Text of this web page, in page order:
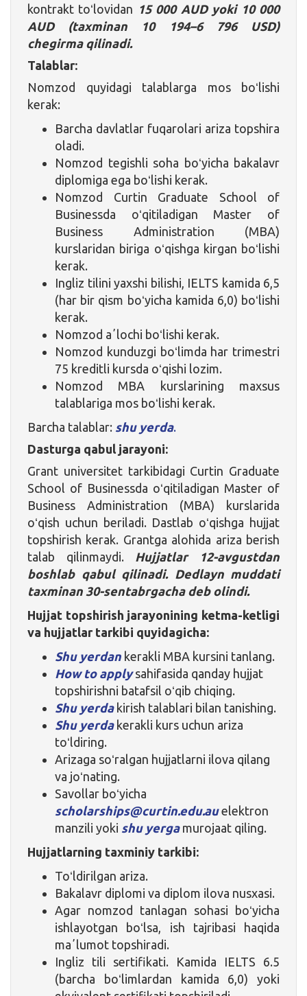
kontrakt toʻlovidan 15 000 AUD yoki 10 000
AUD (taxminan 10
194–6
796 USD)
chegirma qilinadi.
Talablar:
Nomzod quyidagi talablarga mos boʻlishi
kerak:
Barcha davlatlar fuqarolari ariza topshira
oladi.
Nomzod tegishli soha boʻyicha bakalavr
diplomiga ega boʻlishi kerak.
Nomzod Curtin Graduate School of
Businessda oʻqitiladigan Master of
Business Administration (MBA)
kurslaridan biriga oʻqishga kirgan boʻlishi
kerak.
Ingliz tilini yaxshi bilishi, IELTS kamida 6,5
(har bir qism boʻyicha kamida 6,0) boʻlishi
kerak.
Nomzod aʼlochi boʻlishi kerak.
Nomzod kunduzgi boʻlimda har trimestri
75 kreditli kursda oʻqishi lozim.
Nomzod MBA kurslarining maxsus
talablariga mos boʻlishi kerak.
Barcha talablar: shu yerda.
Dasturga qabul jarayoni:
Grant universitet tarkibidagi Curtin Graduate
School of Businessda oʻqitiladigan Master of
Business Administration (MBA) kurslarida
oʻqish uchun beriladi. Dastlab oʻqishga hujjat
topshirish kerak. Grantga alohida ariza berish
talab qilinmaydi. Hujjatlar 12-avgustdan
boshlab qabul qilinadi. Dedlayn muddati
taxminan 30-sentabrgacha deb olindi.
Hujjat topshirish jarayonining ketma-ketligi
va hujjatlar tarkibi quyidagicha:
Shu yerdan kerakli MBA kursini tanlang.
How to applysahifasida qanday hujjat
topshirishni batafsil oʻqib chiqing.
Shu yerdakirish talablari bilan tanishing.
Shu yerdakerakli kurs uchun ariza
toʻldiring.
Arizaga soʻralgan hujjatlarni ilova qilang
va joʻnating.
Savollar boʻyicha
scholarships@curtin.edu.auelektron
manzili yoki shu yergamurojaat qiling.
Hujjatlarning taxminiy tarkibi:
Toʻldirilgan ariza.
Bakalavr diplomi va diplom ilova nusxasi.
Agar nomzod tanlagan sohasi boʻyicha
ishlayotgan boʻlsa, ish tajribasi haqida
maʼlumot topshiradi.
Ingliz tili sertifikati. Kamida IELTS 6.5
(barcha boʻlimlardan kamida 6,0) yoki